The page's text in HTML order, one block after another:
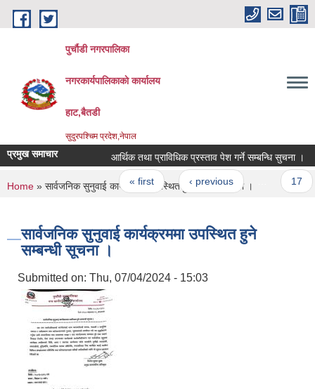
Skip to main content
पुर्चौडी नगरपालिका
नगरकार्यपालिकाकाे कार्यालय
हाट,बैतडी
सुदुरपश्चिम प्रदेश,नेपाल
प्रमुख समाचार आर्थिक तथा प्राविधिक प्रस्ताव पेश गर्ने सम्बन्धि सुचना ।
Pages
« first ‹ previous …
You are here
Home » सार्वजनिक सुनुवाई कार्यक्रममा उपस्थित हुने सम्बन्धी सूचना ।
सार्वजनिक सुनुवाई कार्यक्रममा उपस्थित हुने
सम्बन्धी सूचना ।
Submitted on: Thu, 07/04/2024 - 15:03